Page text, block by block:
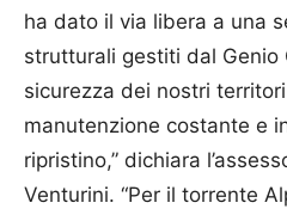
ha dato il via libera a una
strutturali gestiti dal Genio
sicurezza dei nostri
manutenzione costante e
ripristino,” dichiara
Venturini. “Per il torrente